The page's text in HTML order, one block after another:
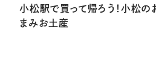
小松駅で買って帰ろう！小松の
まみお土産